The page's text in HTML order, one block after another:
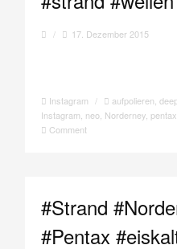
/ 17. Dezember 2015
Instagram / aufpolieren
Instagram neo, Norderney, pentax
Comment
#Strand
#Pentax